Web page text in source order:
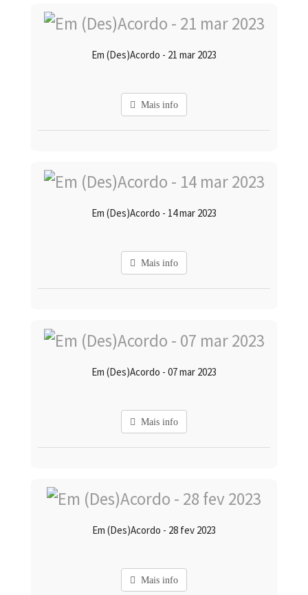
Em (Des)Acordo - 21 mar 2023
Mais info
Em (Des)Acordo - 14 mar 2023
Mais info
Em (Des)Acordo - 07 mar 2023
Mais info
Em (Des)Acordo - 28 fev 2023
Mais info